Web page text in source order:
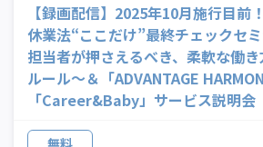
【録画配信】2025年10月施行目前
休業法“ここだけ”最終チェックセ
担当者が押さえるべき、柔軟な働
ルール～＆「ADVANTAGE
「Career&Baby」サービス説明会
無料